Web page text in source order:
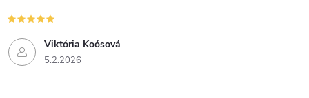
Viktória Koósová
5.2.2026